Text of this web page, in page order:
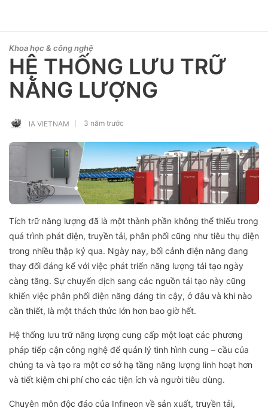
Khoa học & công nghệ
HỆ THỐNG LƯU TRỮ
NĂNG LƯỢNG
IA VIETNAM 3 năm trước
Tích trữ năng lượng đã là một thành phần không thể thiếu trong
quá trình phát điện, truyền tải, phân phối cũng như tiêu thụ điện
trong nhiều thập kỷ qua. Ngày nay, bối cảnh điện năng đang
thay đổi đáng kể với việc phát triển năng lượng tái tạo ngày
càng tăng. Sự chuyển dịch sang các nguồn tái tạo này cũng
khiến việc phân phối điện năng đáng tin cậy, ở đâu và khi nào
cần thiết, là một thách thức lớn hơn bao giờ hết.
Hệ thống lưu trữ năng lượng cung cấp một loạt các phương
pháp tiếp cận công nghệ để quản lý tình hình cung – cầu của
chúng ta và tạo ra một cơ sở hạ tầng năng lượng linh hoạt hơn
và tiết kiệm chi phí cho các tiện ích và người tiêu dùng.
Chuyên môn độc đáo của Infineon về sản xuất, truyền tải,